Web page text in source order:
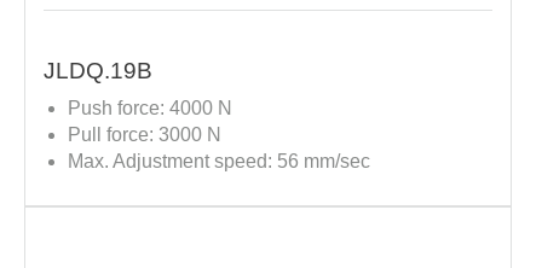
JLDQ.19B
Push force: 4000 N
Pull force: 3000 N
Max. Adjustment speed: 56 mm/sec